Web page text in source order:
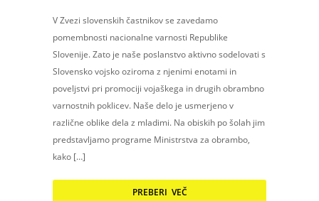
V Zvezi slovenskih častnikov se zavedamo
pomembnosti nacionalne varnosti Republike
Slovenije. Zato je naše poslanstvo aktivno sodelovati s
Slovensko vojsko oziroma z njenimi enotami in
poveljstvi pri promociji vojaškega in drugih obrambno
varnostnih poklicev. Naše delo je usmerjeno v
različne oblike dela z mladimi. Na obiskih po šolah jim
predstavljamo programe Ministrstva za obrambo,
kako […]
PREBERI VEČ